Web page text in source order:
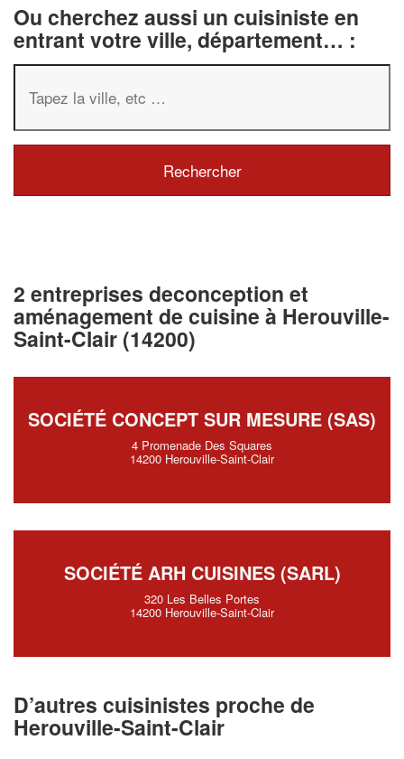
Ou cherchez aussi un cuisiniste en
entrant votre ville, département… :
2 entreprises deconception et
aménagement de cuisine à Herouville-
Saint-Clair (14200)
SOCIÉTÉ CONCEPT SUR MESURE (SAS)
4 Promenade Des Squares
14200 Herouville-Saint-Clair
SOCIÉTÉ ARH CUISINES (SARL)
320 Les Belles Portes
14200 Herouville-Saint-Clair
D’autres cuisinistes proche de
Herouville-Saint-Clair